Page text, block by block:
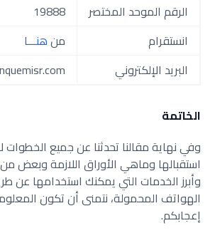
الرقم الموحد المختصر
19888
انستقرام
منهنـــا
البريد الإلكتروني
الخاتمة
وفي نهاية مقالنا تحدثنا عن جميع الخطوات
استقبالها وماهي الأوراق اللازمة وبعض
وأبرز الخدمات التي يمكنك استخدامها عن
الهواتف المحمولة، نتمنى أن تكون
إعجابكم.